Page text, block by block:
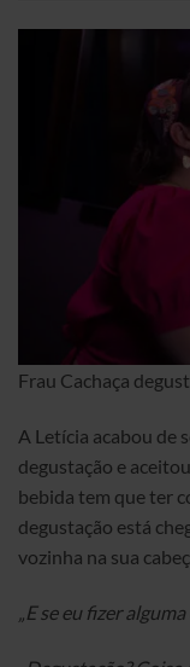
Frau Cachaça
A Letícia acabou de
degustação e
bebida tem que ter
degustação está
vozinha na sua
„E se eu fizer